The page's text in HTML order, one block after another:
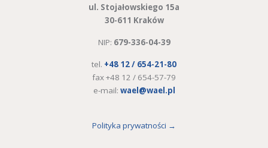
ul. Stojałowskiego 15a
30-611 Kraków
NIP: 679-336-04-39
tel. +48 12 / 654-21-80
fax +48 12 / 654-57-79
e-mail: wael@wael.pl
Polityka prywatności →